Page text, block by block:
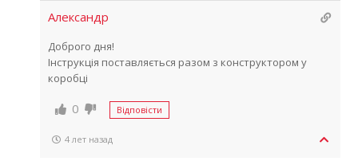
Александр
Доброго дня!
Інструкція поставляється разом з конструктором у
коробці
0 Відповісти
4 лет назад